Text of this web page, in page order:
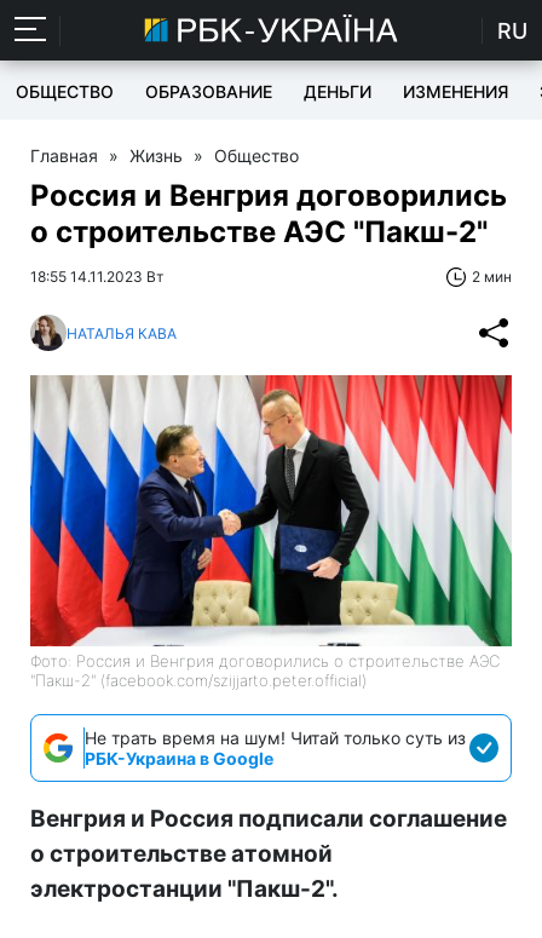
RU
ОБЩЕСТВО ОБРАЗОВАНИЕ ДЕНЬГИ ИЗМЕНЕНИЯ
Главная » Жизнь » Общество
Россия и Венгрия договорились
о строительстве АЭС "Пакш-2"
18:55 14.11.2023 Вт 2 мин
НАТАЛЬЯ КАВА
Фото: Россия и Венгрия договорились о строительстве АЭС
"Пакш-2" (facebook.com/szijjarto.peter.official)
Не трать время на шум! Читай только суть из
РБК-Украина в Google
Венгрия и Россия подписали соглашение
о строительстве атомной
электростанции "Пакш-2".